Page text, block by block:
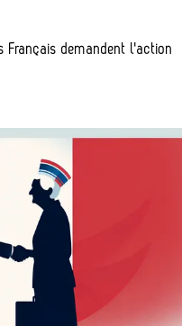
Français demandent l'action